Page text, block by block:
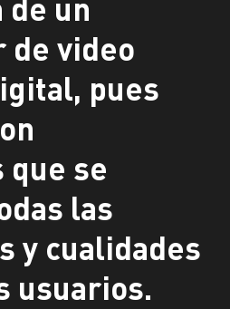
un
de video
pues
se
las
y cualidades
usuarios.